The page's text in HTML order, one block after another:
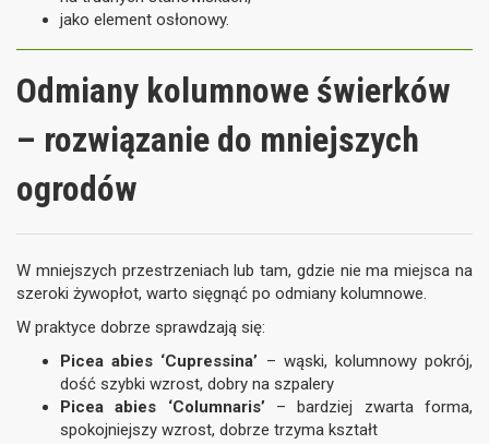
jako element osłonowy.
Odmiany kolumnowe świerków
– rozwiązanie do mniejszych
ogrodów
W mniejszych przestrzeniach lub tam, gdzie nie ma miejsca na
szeroki żywopłot, warto sięgnąć po odmiany kolumnowe.
W praktyce dobrze sprawdzają się:
Picea abies ‘Cupressina’ – wąski, kolumnowy pokrój,
dość szybki wzrost, dobry na szpalery
Picea abies ‘Columnaris’ – bardziej zwarta forma,
spokojniejszy wzrost, dobrze trzyma kształt